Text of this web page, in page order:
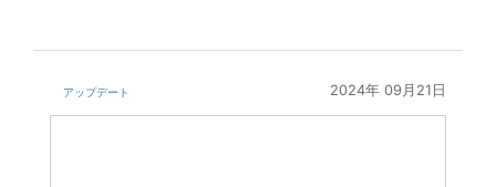
アップデート 2024年 09月21日